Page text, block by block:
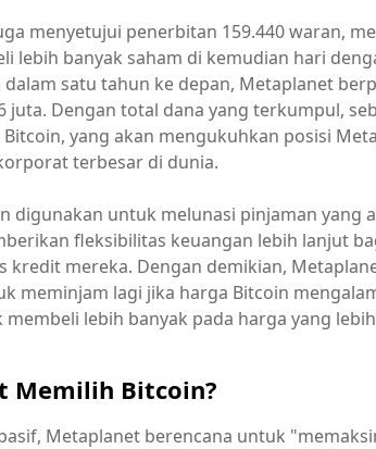
menyetujui penerbitan 159.440 waran,
lebih banyak saham di kemudian hari
satu tahun ke depan, Metaplanet
Dengan total dana yang terkumpul,
yang akan mengukuhkan posisi
terbesar di dunia.
digunakan untuk melunasi pinjaman yang
fleksibilitas keuangan lebih lanjut
kredit mereka. Dengan demikian,
meminjam lagi jika harga Bitcoin
lebih banyak pada harga yang
Memilih Bitcoin?
Metaplanet berencana untuk